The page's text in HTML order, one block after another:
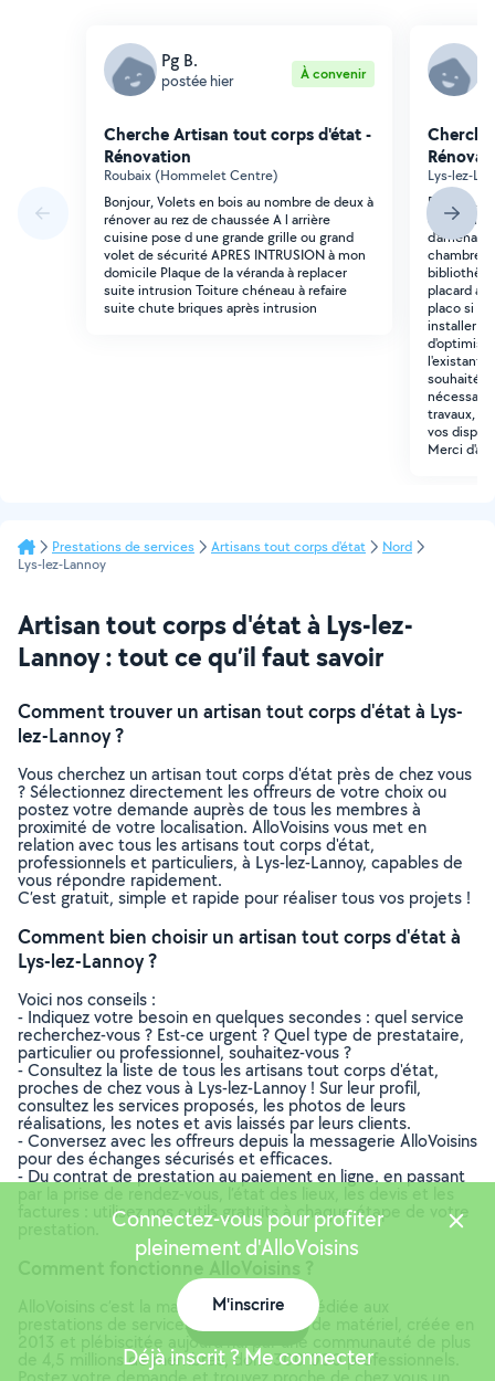
Pg B.
postée hier À convenir
Cherche Artisan tout corps d'état -
Rénovation
Roubaix (Hommelet Centre)
Bonjour, Volets en bois au nombre de deux à
rénover au rez de chaussée A l arrière
cuisine pose d une grande grille ou grand
volet de sécurité APRES INTRUSION à mon
domicile Plaque de la véranda à replacer
suite intrusion Toiture chéneau à refaire
suite chute briques après intrusion
Lys-lez-
Bonjour,
chambre.
placard
placo si
installer
l'existant
souhaité.
travaux,
vos
Merci
Prestations de services Artisans tout corps d'état
Nord
Lys-lez-Lannoy
Artisan tout corps d'état à Lys-lez-
Lannoy : tout ce qu’il faut savoir
Comment trouver un artisan tout corps d'état à Lys-
lez-Lannoy ?
Vous cherchez un artisan tout corps d'état près de chez vous
? Sélectionnez directement les offreurs de votre choix ou
postez votre demande auprès de tous les membres à
proximité de votre localisation. AlloVoisins vous met en
relation avec tous les artisans tout corps d'état,
professionnels et particuliers, à Lys-lez-Lannoy, capables de
vous répondre rapidement.
C’est gratuit, simple et rapide pour réaliser tous vos projets !
Comment bien choisir un artisan tout corps d'état à
Lys-lez-Lannoy ?
Voici nos conseils :
- Indiquez votre besoin en quelques secondes : quel service
recherchez-vous ? Est-ce urgent ? Quel type de prestataire,
particulier ou professionnel, souhaitez-vous ?
- Consultez la liste de tous les artisans tout corps d'état,
proches de chez vous à Lys-lez-Lannoy ! Sur leur profil,
consultez les services proposés, les photos de leurs
réalisations, les notes et avis laissés par leurs clients.
- Conversez avec les offreurs depuis la messagerie AlloVoisins
pour des échanges sécurisés et efficaces.
- Du contrat de prestation au paiement en ligne, en passant
factures : utilisez nos outils gratuits à chaque étape de votre
Comment fonctionne AlloVoisins ?
AlloVoisins c’est la marketplace leader dédiée aux
prestations de services et à la location de matériel, créée en
de 4,5 millions de membres, dont 300 000 professionnels.
Connectez-vous pour profiter
pleinement d'AlloVoisins
M'inscrire
Déjà inscrit ? Me connecter